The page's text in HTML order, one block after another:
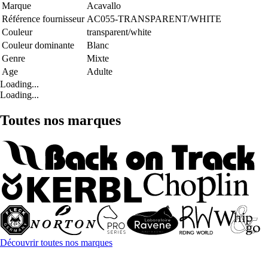
Marque
Acavallo
Référence fournisseur AC055-TRANSPARENT/WHITE
Couleur
transparent/white
Couleur dominante
Blanc
Genre
Mixte
Age
Adulte
Loading...
Loading...
Toutes nos marques
Découvrir toutes nos marques